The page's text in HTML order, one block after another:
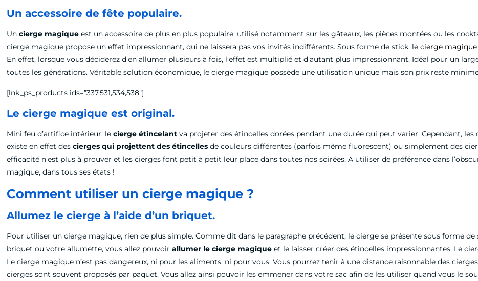
Un accessoire de fête populaire.
Uncierge magique est un accessoire de plus en plus populaire, utilisé notamment sur les gâteaux, les pièces montées ou les
cierge magique propose un effet impressionnant, qui ne laissera pas vos invités indifférents. Sous forme de stick, lecierge magique
En effet, lorsque vous déciderez d’en allumer plusieurs à fois, l’effet est multiplié et d’autant plus impressionnant. Idéal pour un
toutes les générations. Véritable solution économique, le cierge magique possède une utilisation unique mais son prix reste
[lnk_ps_products ids=”337,531,534,538″]
Le cierge magique est original.
Mini feu d’artifice intérieur, lecierge étincelant va projeter des étincelles dorées pendant une durée qui peut varier. Cependant,
existe en effet descierges qui projettent des étincelles de couleurs différentes (parfois même fluorescent) ou simplement des
efficacité n’est plus à prouver et les cierges font petit à petit leur place dans toutes nos soirées. A utiliser de préférence dans
magique, dans tous ses états !
Comment utiliser un cierge magique ?
Allumez le cierge à l’aide d’un briquet.
Pour utiliser un cierge magique, rien de plus simple. Comme dit dans le paragraphe précédent, le cierge se présente sous forme
briquet ou votre allumette, vous allez pouvoirallumer le cierge magique et le laisser créer des étincelles impressionnantes. Le
Le cierge magique n’est pas dangereux, ni pour les aliments, ni pour vous. Vous pourrez tenir à une distance raisonnable des
cierges sont souvent proposés par paquet. Vous allez ainsi pouvoir les emmener dans votre sac afin de les utiliser quand vous le